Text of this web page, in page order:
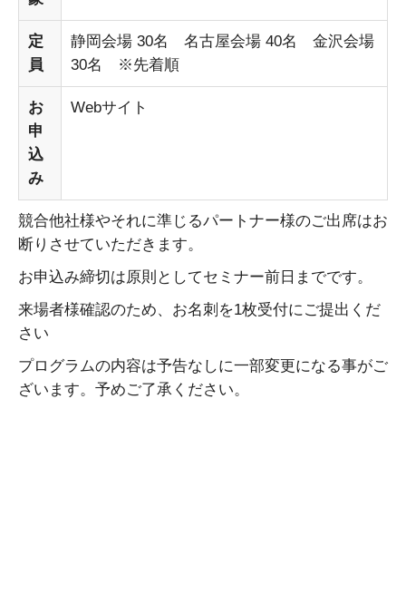
定
員
静岡会場 30名 名古屋会場 40名 金沢会場
30名 ※先着順
お
申
込
み
Webサイト
競合他社様やそれに準じるパートナー様のご出席はお
断りさせていただきます。
お申込み締切は原則としてセミナー前日までです。
来場者様確認のため、お名刺を1枚受付にご提出くだ
さい
プログラムの内容は予告なしに一部変更になる事がご
ざいます。予めご了承ください。